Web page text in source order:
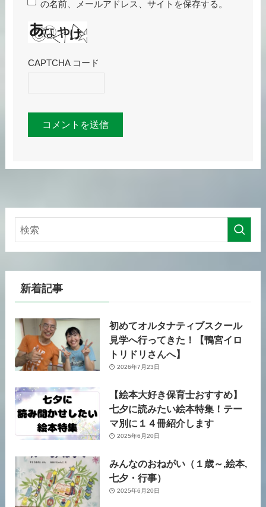
の名前、メールアドレス、サイトを保存する。
CAPTCHA コード
新着記事
初めてオルタナティブスクール
見学へ行ってきた！【鴨宮イロ
トリドリさんへ】
2026年7月23日
【絵本大好き保育士おすすめ】
七夕に読みたい絵本特集！テー
マ別に１４冊紹介します
2025年6月20日
みんなのおねがい（１歳～,絵本,
七夕・行事）
2025年6月20日